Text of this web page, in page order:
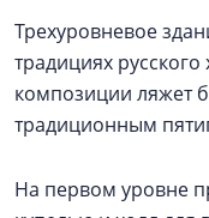
Трехуровневое
традициях
композиции ляжет
традиционным
На первом уровне